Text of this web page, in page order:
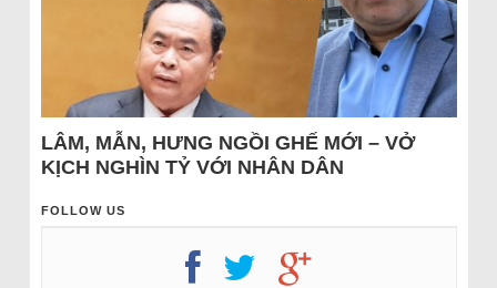
LÂM, MẪN, HƯNG NGỒI GHẾ MỚI – VỞ
KỊCH NGHÌN TỶ VỚI NHÂN DÂN
FOLLOW US